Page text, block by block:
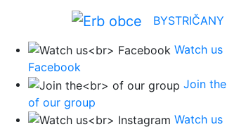
BYSTRIČANY
Watch us
Facebook
Join the
of our group
Watch us